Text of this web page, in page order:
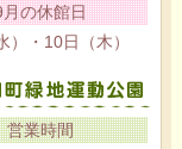
月の休館日
）・10日（木）
営業時間